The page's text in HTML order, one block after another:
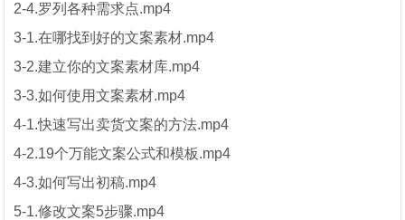
2-4.罗列各种需求点.mp4
3-1.在哪找到好的文案素材.mp4
3-2.建立你的文案素材库.mp4
3-3.如何使用文案素材.mp4
4-1.快速写出卖货文案的方法.mp4
4-2.19个万能文案公式和模板.mp4
4-3.如何写出初稿.mp4
5-1.修改文案5步骤.mp4